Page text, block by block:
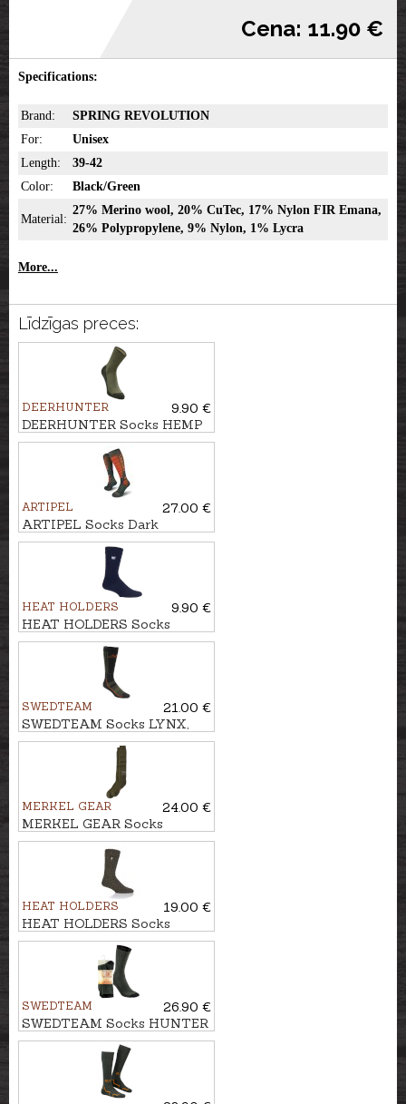
Cena: 11.90 €
Specifications:
Brand:
SPRING REVOLUTION
For:
Unisex
Length:
39-42
Color:
Black/Green
Material:
27% Merino wool, 20% CuTec, 17% Nylon FIR Emana,
26% Polypropylene, 9% Nylon, 1% Lycra
More...
Līdzīgas preces:
DEERHUNTER
9.90 €
DEERHUNTER Socks HEMP
MIX
ARTIPEL
27.00 €
ARTIPEL Socks Dark
Green/Orange
HEAT HOLDERS
9.90 €
HEAT HOLDERS Socks
ULTRA LITE PLAIN
SWEDTEAM
21.00 €
SWEDTEAM Socks LYNX,
Antibite
MERKEL GEAR
24.00 €
MERKEL GEAR Socks
MERINO WINTER
HEAT HOLDERS
19.00 €
HEAT HOLDERS Socks
ORIGINAL WOOL BAKANT
SWEDTEAM
26.90 €
SWEDTEAM Socks HUNTER
2-pack